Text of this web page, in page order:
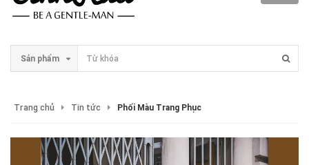
Sản phẩm
Trang chủ Tin tức Phối Màu Trang Phục